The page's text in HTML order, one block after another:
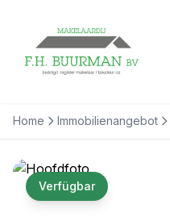
Home Immobilienangebot
Verfügbar